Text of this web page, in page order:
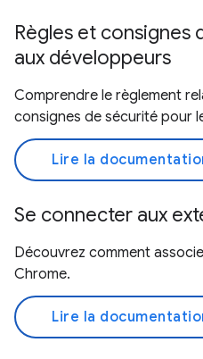
Règles et consignes
aux développeurs
Comprendre le règlement
consignes de sécurité pour
Lire la
Se connecter aux
Découvrez comment
Chrome.
Lire la